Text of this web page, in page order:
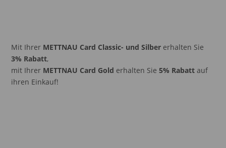
Mit Ihrer METTNAU Card Classic- und Silber erhalten Sie
3% Rabatt,
mit Ihrer METTNAU Card Gold erhalten Sie5% Rabatt auf
ihren Einkauf!